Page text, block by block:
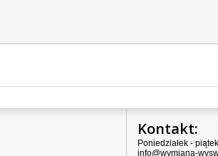
Kontakt:
Poniedziałek -
info@wymiana-